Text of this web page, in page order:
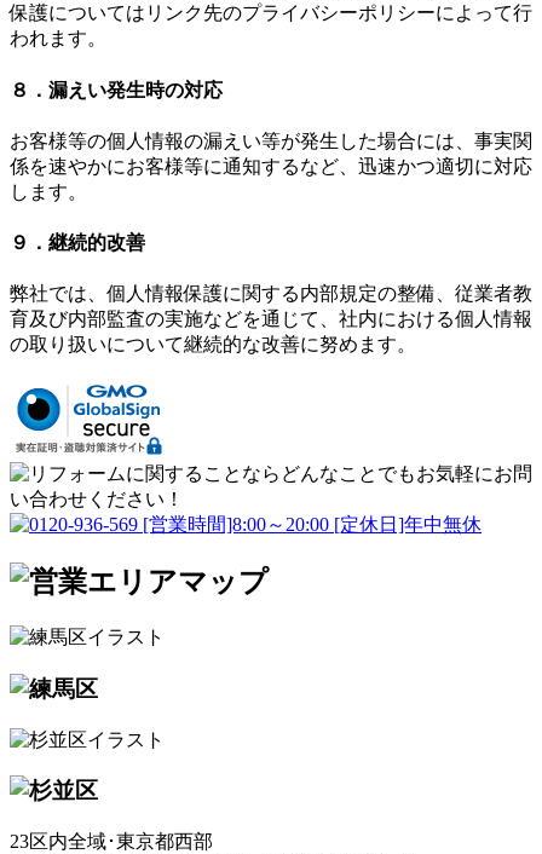
保護についてはリンク先のプライバシーポリシーによって行
われます。
８．漏えい発生時の対応
お客様等の個人情報の漏えい等が発生した場合には、事実関
係を速やかにお客様等に通知するなど、迅速かつ適切に対応
します。
９．継続的改善
弊社では、個人情報保護に関する内部規定の整備、従業者教
育及び内部監査の実施などを通じて、社内における個人情報
の取り扱いについて継続的な改善に努めます。
23区内全域･東京都西部